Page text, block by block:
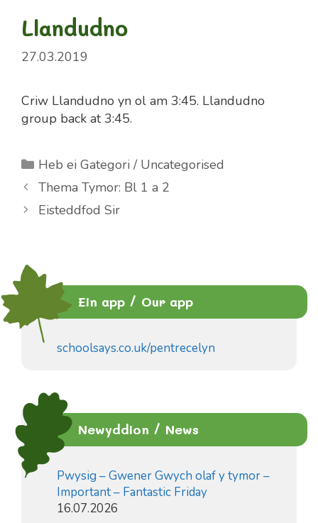
Llandudno
27.03.2019
Criw Llandudno yn ol am 3:45. Llandudno
group back at 3:45.
Categories
Heb ei Gategori / Uncategorised
Thema Tymor: Bl 1 a 2
Eisteddfod Sir
Ein app / Our app
schoolsays.co.uk/pentrecelyn
Newyddion / News
Pwysig – Gwener Gwych olaf y tymor –
Important – Fantastic Friday
16.07.2026